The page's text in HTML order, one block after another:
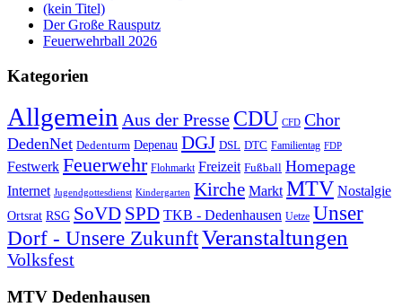
(kein Titel)
Der Große Rausputz
Feuerwehrball 2026
Kategorien
Allgemein Aus der Presse CDU CFD Chor
DedenNet Dedenturm Depenau DGJ DSL DTC Familientag FDP
Festwerk Feuerwehr Flohmarkt Freizeit Fußball Homepage
Internet Jugendgottesdienst Kindergarten Kirche Markt MTV Nostalgie
Ortsrat RSG SoVD SPD TKB - Dedenhausen Uetze Unser
Dorf - Unsere ZukunftVeranstaltungen
Volksfest
MTV Dedenhausen